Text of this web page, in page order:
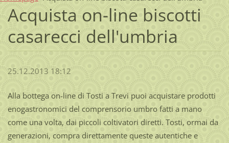
Acquista on-line biscotti
casarecci dell'umbria
25.12.2013 18:12
Alla bottega on-line di Tosti a Trevi puoi acquistare prodotti
enogastronomici del comprensorio umbro fatti a mano
come una volta, dai piccoli coltivatori diretti. Tosti, ormai da
generazioni, compra direttamente queste autentiche e